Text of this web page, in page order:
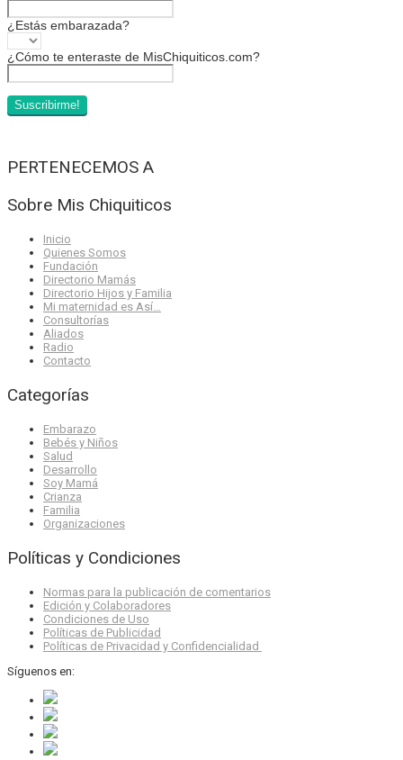
¿Estás embarazada?
¿Cómo te enteraste de MisChiquiticos.com?
PERTENECEMOS A
Sobre Mis Chiquiticos
Inicio
Quienes Somos
Fundación
Directorio Mamás
Directorio Hijos y Familia
Mi maternidad es Así…
Consultorías
Aliados
Radio
Contacto
Categorías
Embarazo
Bebés y Niños
Salud
Desarrollo
Soy Mamá
Crianza
Familia
Organizaciones
Políticas y Condiciones
Normas para la publicación de comentarios
Edición y Colaboradores
Condiciones de Uso
Políticas de Publicidad
Políticas de Privacidad y Confidencialidad
Síguenos en: